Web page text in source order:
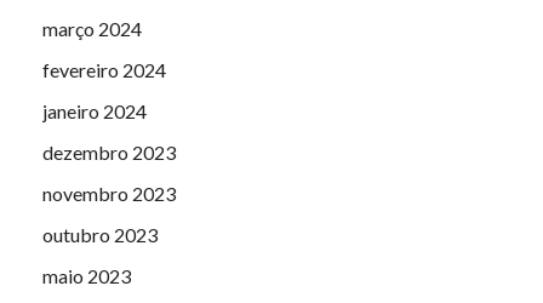
março 2024
fevereiro 2024
janeiro 2024
dezembro 2023
novembro 2023
outubro 2023
maio 2023